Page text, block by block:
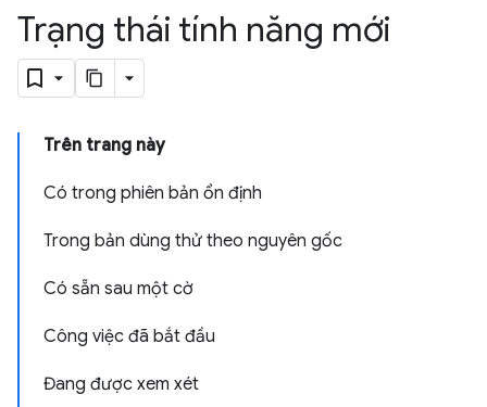
Trạng thái tính năng mới
Trên trang này
Có trong phiên bản ổn định
Trong bản dùng thử theo nguyên gốc
Có sẵn sau một cờ
Công việc đã bắt đầu
Đang được xem xét